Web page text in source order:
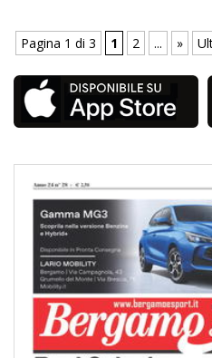
Pagina 1 di 3 1 2 ... »